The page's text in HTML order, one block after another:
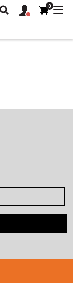
Keresés
Felhasználói
fiók
0